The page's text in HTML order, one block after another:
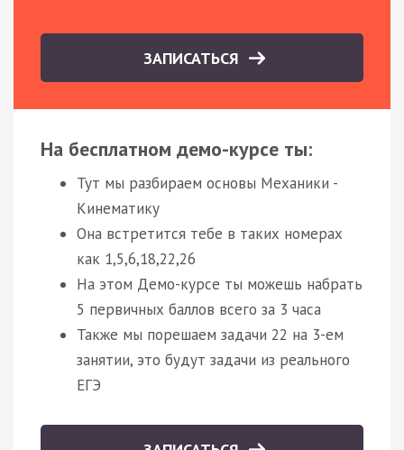
ЗАПИСАТЬСЯ
На бесплатном демо-курсе ты:
Тут мы разбираем основы Механики -
Кинематику
Она встретится тебе в таких номерах
как 1,5,6,18,22,26
На этом Демо-курсе ты можешь набрать
5 первичных баллов всего за 3 часа
Также мы порешаем задачи 22 на 3-ем
занятии, это будут задачи из реального
ЕГЭ